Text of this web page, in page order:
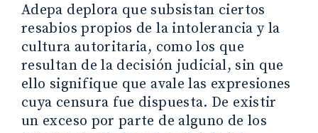
Adepa deplora que subsistan ciertos
resabios propios de la intolerancia y la
cultura autoritaria, como los que
resultan de la decisión judicial, sin que
ello signifique que avale las expresiones
cuya censura fue dispuesta. De existir
un exceso por parte de alguno de los